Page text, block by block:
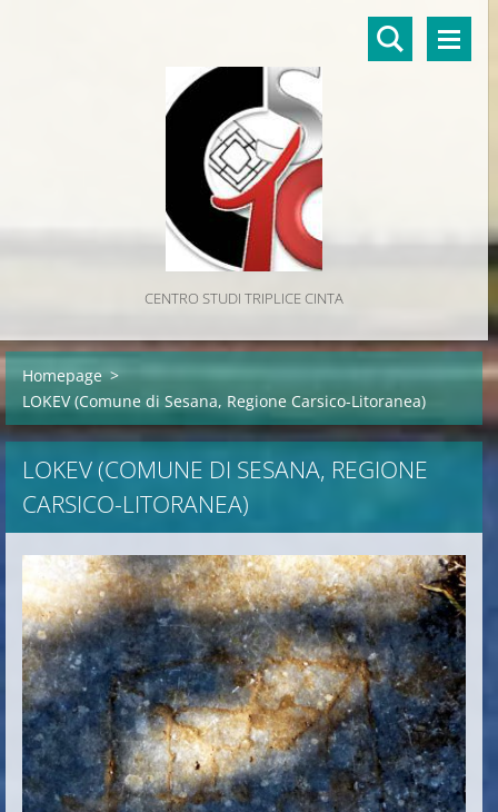
CENTRO STUDI TRIPLICE CINTA
Homepage >
LOKEV (Comune di Sesana, Regione Carsico-Litoranea)
LOKEV (COMUNE DI SESANA, REGIONE
CARSICO-LITORANEA)